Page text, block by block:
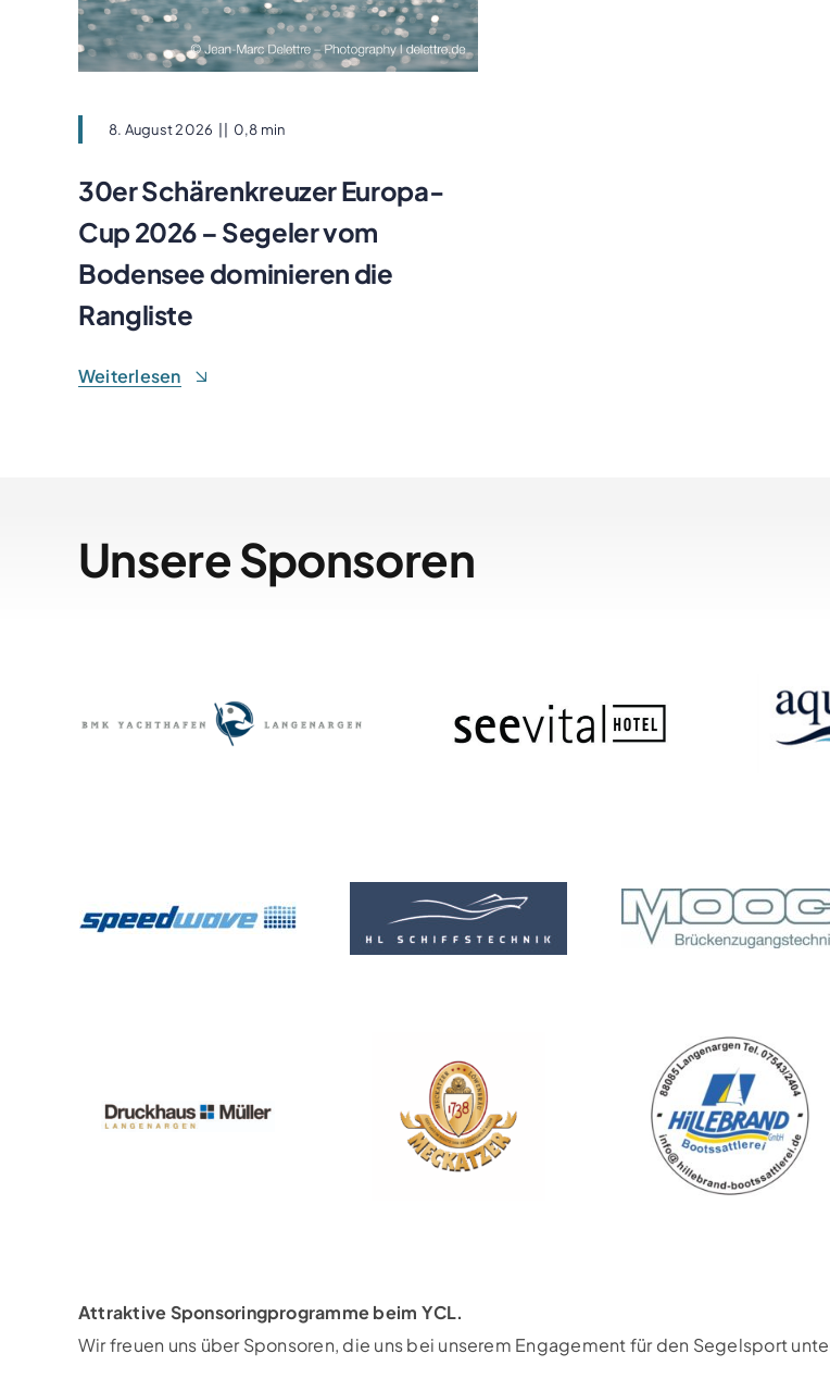
8. August 2026 0,8 min
30er Schärenkreuzer Europa-
Cup 2026 – Segeler vom
Bodensee dominieren die
Rangliste
Weiterlesen
Unsere Sponsoren
Attraktive Sponsoringprogramme beim YCL.
Wir freuen uns über Sponsoren, die uns bei unserem Engagement für den Segelsport